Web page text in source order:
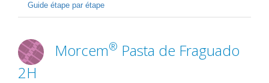
Guide étape par étape
Morcem® Pasta de Fraguado
2H